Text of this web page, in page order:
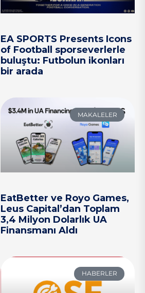
EA SPORTS Presents Icons
of Football sporseverlerle
buluştu: Futbolun ikonları
bir arada
MAKALELER
EatBetter ve Royo Games,
Leus Capital’dan Toplam
3,4 Milyon Dolarlık UA
Finansmanı Aldı
HABERLER